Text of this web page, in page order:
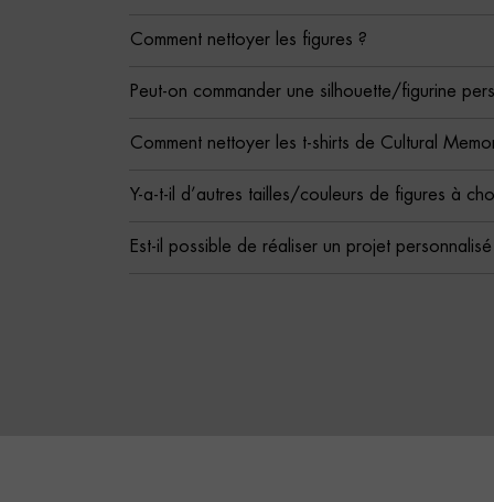
Comment nettoyer les figures ?
Peut-on commander une silhouette/figurine
Comment nettoyer les t-shirts de Cultural
Y-a-t-il d’autres tailles/couleurs de figures à
Est-il possible de réaliser un projet